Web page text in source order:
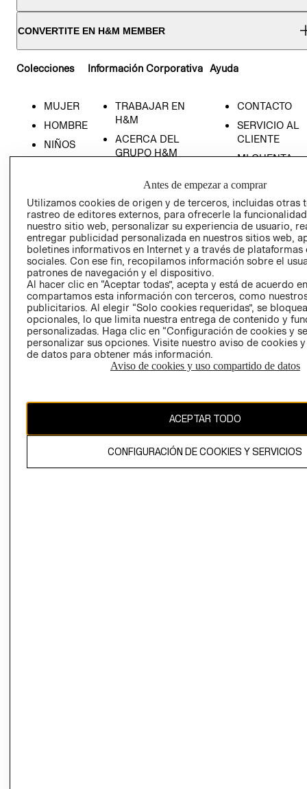
CONVERTITE EN H&M MEMBER
Colecciones
MUJER
HOMBRE
NIÑOS
Información Corporativa
TRABAJAR EN
H&M
ACERCA DEL
GRUPO H&M
SOCIAL
PRENSA
RELACIÓN CON
INVERSIONISTAS
POLÍTICA
EMPRESARIAL
Ayuda
CONTACTO
SERVICIO AL
CLIENTE
MI CUENTA
TIENDAS
- RETIRO EN
TIENDA
TÉRMINOS Y
AVISO DE
PRIVACIDAD
GIFT CARD
AVISO DE
Antes de empezar a comprar
Utilizamos cookies de origen y de terceros, incluidas otras
rastreo de editores externos, para ofrecerle la
nuestro sitio web, personalizar su experiencia de usuario,
entregar publicidad personalizada en nuestros sitios web,
boletines informativos en Internet y a través de plataformas
sociales. Con ese fin, recopilamos información sobre el
patrones de navegación y el dispositivo.
Al hacer clic en “Aceptar todas”, acepta y está de acuerdo
compartamos esta información con terceros, como
publicitarios. Al elegir “Solo cookies requeridas”, se
opcionales, lo que limita nuestra entrega de contenido y
personalizadas. Haga clic en “Configuración de cookies y
personalizar sus opciones. Visite nuestro aviso de cookies
de datos para obtener más información.
Aviso de cookies y uso compartido de datos
ACEPTAR TODO
CONFIGURACIÓN DE COOKIES Y SERVICIOS